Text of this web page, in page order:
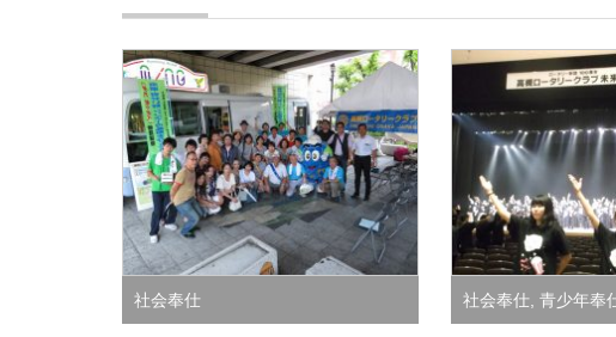
社会奉仕 社会奉仕 青少年奉